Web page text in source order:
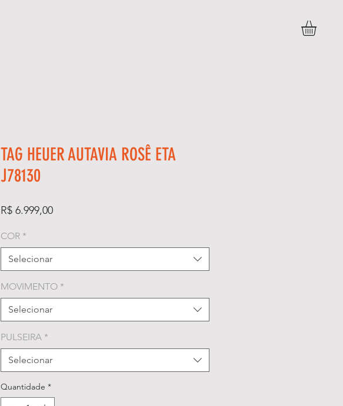
TAG HEUER AUTAVIA ROSÊ ETA
J78130
R$ 6.999,00Preço
COR *
Selecionar
MOVIMENTO *
Selecionar
PULSEIRA *
Selecionar
Quantidade *